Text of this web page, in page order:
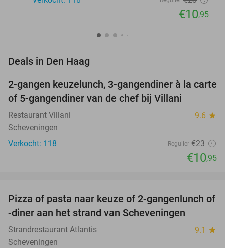
€10,95
Deals in Den Haag
52%
2-gangen keuzelunch, 3-gangendiner à la carte
of 5-gangendiner van de chef bij Villani
Restaurant Villani 9.6 star
Scheveningen
Verkocht: 118
Regulier €23
€10,95
39%
Pizza of pasta naar keuze of 2-gangenlunch of
-diner aan het strand van Scheveningen
Strandrestaurant Atlantis 9.1 star
Scheveningen